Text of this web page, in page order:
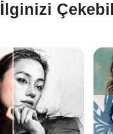
İlginizi